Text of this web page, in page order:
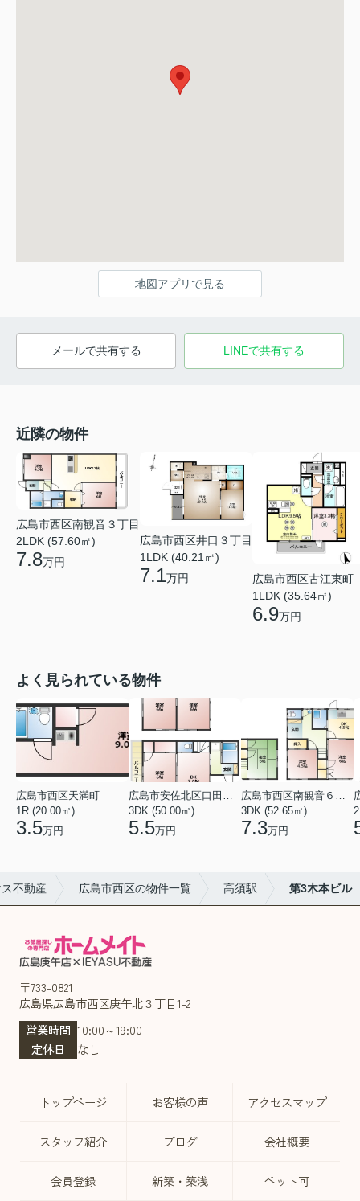
地図アプリで見る
メールで共有する LINEで共有する
近隣の物件
広島市西区南観音３丁目
2LDK (57.60㎡)
7.8万円
広島市西区井口３丁目
1LDK (40.21㎡)
7.1万円
広島市西区古江東町
1LDK (35.64㎡)
6.9万円
よく見られている物件
広島市西区天満町
1R (20.00㎡)
3.5万円
3DK (50.00㎡)
5.5万円
3DK (52.65㎡)
7.3万円
不動産 広島市西区の物件一覧 高須駅 第3木本ビル
〒733-0821
広島県広島市西区庚午北３丁目1-2
営業時間 10:00～19:00
定休日
なし
トップページ お客様の声 アクセスマップ
スタッフ紹介 ブログ 会社概要
会員登録 新築・築浅 ペット可